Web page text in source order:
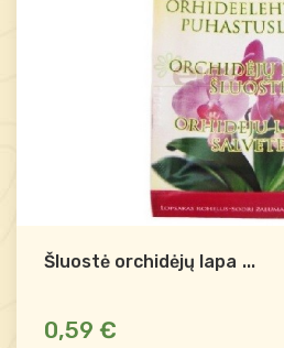
Šluostė orchidėjų lapams
...
0,59 €